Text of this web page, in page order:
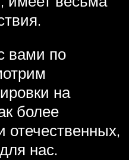
вами по
на
более
отечественных,
нас.